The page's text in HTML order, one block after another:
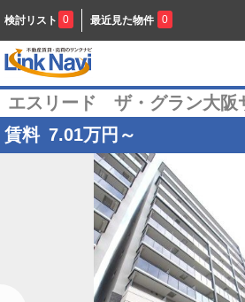
検討リスト 0 最近見た物件 0
エスリード ザ・グラン大阪
賃料 7.01万円～